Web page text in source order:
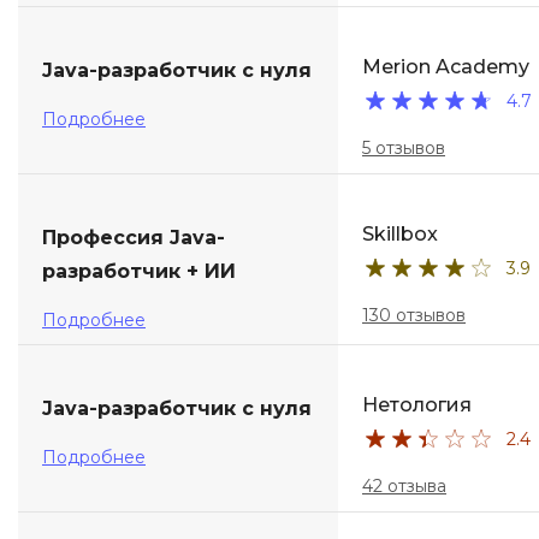
Java-разработчик с нуля
Подробнее
Merion Academy
4.7
5 отзывов
Профессия Java-
разработчик + ИИ
Подробнее
Skillbox
3.9
130 отзывов
Java-разработчик с нуля
Подробнее
Нетология
2.4
42 отзыва